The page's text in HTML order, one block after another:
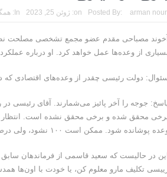
Posted By: arman
on: ژوئن 25, 2023 In:
مصباحی مقدم عضو مجمع تشخصی مصلحت
از وعده‌ها عمل خواهد کرد. او درباره
دولت رئیسی چقدر از وعده‌های اقتصادی که
جوجه را آخر پائیز می‌شمارند. آقای رئیسی
محقق شده و برخی محقق نشده است. انتظار
پوشانده شود. ممکن است ۱۰۰ نشود، ولی درصد قابل توجهی اتفاق خواهد افتاد.
در حالیست که سعید قاسمی از فرماندهان سابق
تکلیف مارو معلوم کن، یا خودت با اون‌ها